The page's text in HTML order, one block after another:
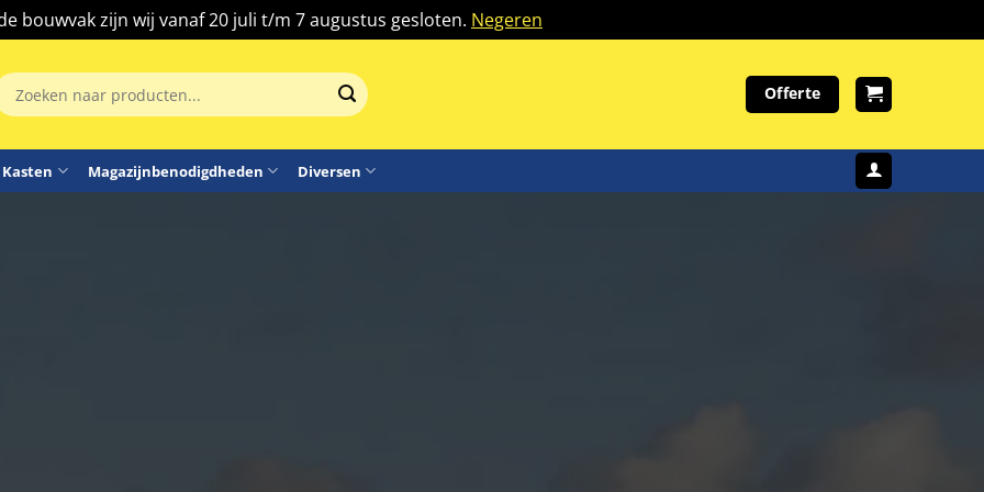
bouwvak zijn wij vanaf 20 juli t/m 7 augustus gesloten. Negeren
Offerte
Kasten Magazijnbenodigdheden Diversen